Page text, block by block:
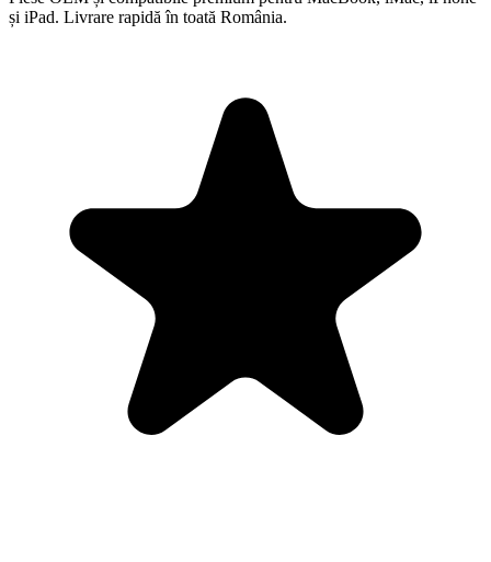
și iPad. Livrare rapidă în toată România.